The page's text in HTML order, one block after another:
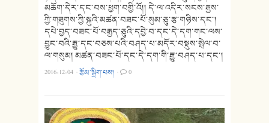
མཆོག་དེར་དང་བས་ཕྱག་བགྱི་འོ།། དེ་ལ་འདིར་སངས་རྒྱས་
ཀྱི་གཟུགས་ཀྱི་སྐུའི་མཚན་བཟང་པོ་སུམ་ཅུ་རྩ་གཉིས་དང་།
དཔེ་བྱད་བཟང་པོ་བརྒྱད་ཅུའི་དབྱེ་བ་དང་དེ་དག་གང་ལས་
བྱུང་བའི་རྒྱུ་དང་བཅས་པའི་བཤད་པ་མདོར་བསྡུས་སྤེལ་བ་
ལ་གསུམ། མཚན་བཟང་པོ་དང་དེ་དག་གི་རྒྱུ་བཤད་པ་དང་།
2016-12-04 ·རྩོམ་སྒྲིག་པས། · 0